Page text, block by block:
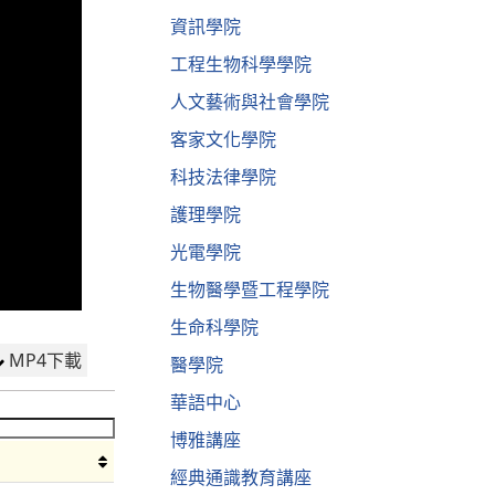
MP4下載
資訊學院
工程生物科學學院
人文藝術與社會學院
客家文化學院
科技法律學院
護理學院
光電學院
生物醫學暨工程學院
生命科學院
醫學院
華語中心
博雅講座
經典通識教育講座